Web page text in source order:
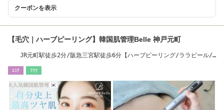
クーポンを表示
【毛穴｜ハーブピーリング】韓国肌管理Belle 神戸元町
JR元町駅徒歩2分/阪急三宮駅徒歩6分【ハーブピーリング/ララピール/
ｴｽﾃ ﾘﾗｸ